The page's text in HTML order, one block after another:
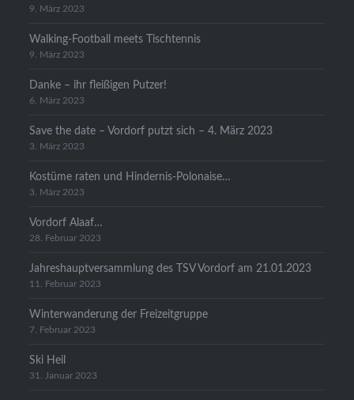
9. März 2023
Walking-Football meets Tischtennis
9. März 2023
Danke – ihr fleißigen Putzer!
6. März 2023
Save the date – Vordorf putzt sich – 4. März 2023
3. März 2023
Kostüme raten und Hindernis-Polonaise…
3. März 2023
Vordorf Alaaf…
28. Februar 2023
Jahreshauptversammlung des TSV Vordorf am 21.01.2023
11. Februar 2023
Winterwanderung der Freizeitgruppe
7. Februar 2023
Ski Heil
31. Januar 2023